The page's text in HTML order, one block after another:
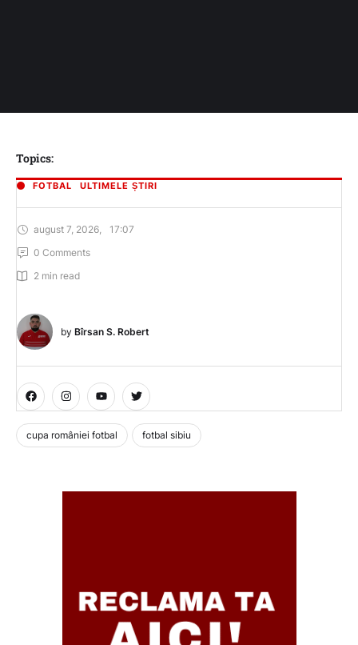
Topics:
FOTBAL ULTIMELE ȘTIRI
august 7, 2026
17:07
0 Comments
2 min read
by Bîrsan S. Robert
cupa româniei fotbal fotbal sibiu